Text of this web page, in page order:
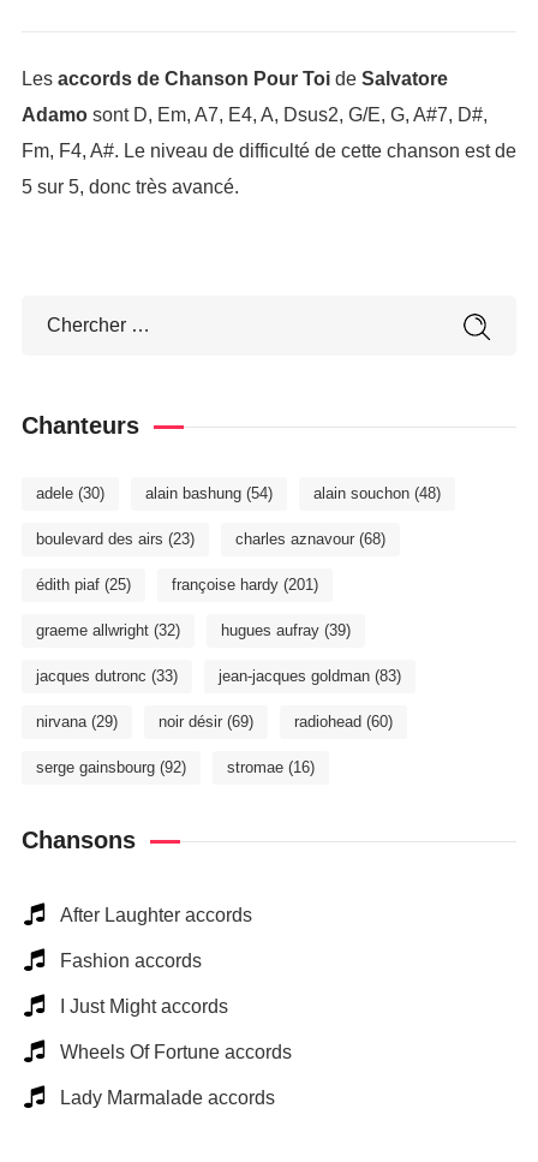
Les accords de Chanson Pour Toide Salvatore
Adamosont D, Em, A7, E4, A, Dsus2, G/E, G, A#7, D#,
Fm, F4, A#. Le niveau de difficulté de cette chanson est de
5 sur 5, donc très avancé.
Chanteurs
adele(30) alain bashung(54) alain souchon(48)
boulevard des airs (23) charles aznavour(68)
édith piaf(25) françoise hardy(201)
graeme allwright(32) hugues aufray(39)
jacques dutronc (33) jean-jacques goldman(83)
nirvana(29) noir désir(69) radiohead (60)
serge gainsbourg(92) stromae(16)
Chansons
After Laughter accords
Fashion accords
I Just Might accords
Wheels Of Fortune accords
Lady Marmalade accords